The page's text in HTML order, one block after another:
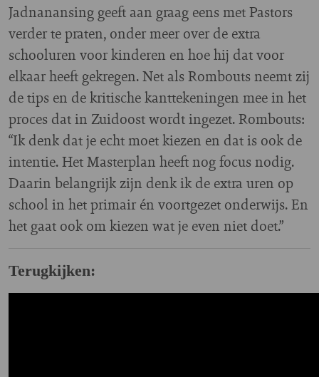
Jadnanansing geeft aan graag eens met Pastors
verder te praten, onder meer over de extra
schooluren voor kinderen en hoe hij dat voor
elkaar heeft gekregen. Net als Rombouts neemt zij
de tips en de kritische kanttekeningen mee in het
proces dat in Zuidoost wordt ingezet. Rombouts:
“Ik denk dat je echt moet kiezen en dat is ook de
intentie. Het Masterplan heeft nog focus nodig.
Daarin belangrijk zijn denk ik de extra uren op
school in het primair én voortgezet onderwijs. En
het gaat ook om kiezen wat je even niet doet.”
Terugkijken: